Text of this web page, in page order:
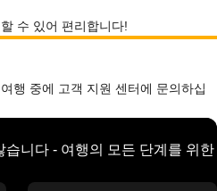
수 있어 편리합니다!
행 중에 고객 지원 센터에 문의하십
니다 - 여행의 모든 단계를 위한